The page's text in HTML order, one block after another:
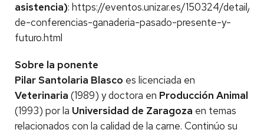
asistencia): https://eventos.unizar.es/150324/detail/
de-conferencias-ganaderia-pasado-presente-y-
futuro.html
Sobre la ponente
Pilar Santolaria Blasco es licenciada en
Veterinaria (1989) y doctora en Producción Animal
(1993) por la Universidad de Zaragoza en temas
relacionados con la calidad de la carne. Continúo su